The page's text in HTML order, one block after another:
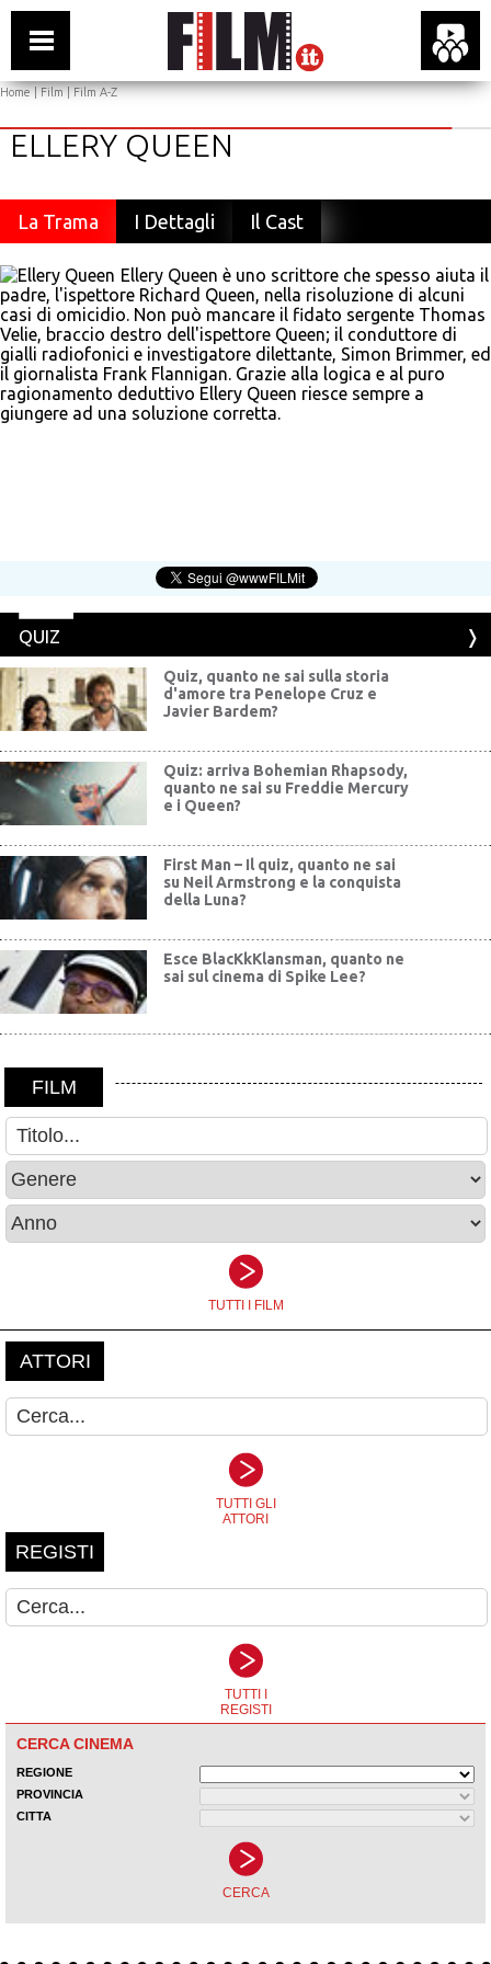
Home|Film|Film A-Z
ELLERY QUEEN
La Trama I Dettagli Il Cast
Ellery Queen è uno scrittore che spesso aiuta il
padre, l'ispettore Richard Queen, nella risoluzione di alcuni
casi di omicidio. Non può mancare il fidato sergente Thomas
Velie, braccio destro dell'ispettore Queen; il conduttore di
gialli radiofonici e investigatore dilettante, Simon Brimmer, ed
il giornalista Frank Flannigan. Grazie alla logica e al puro
ragionamento deduttivo Ellery Queen riesce sempre a
giungere ad una soluzione corretta.
QUIZ
Quiz, quanto ne sai sulla storia
d'amore tra Penelope Cruz e
Javier Bardem?
Quiz: arriva Bohemian Rhapsody,
quanto ne sai su Freddie Mercury
e i Queen?
First Man – Il quiz, quanto ne sai
su Neil Armstrong e la conquista
della Luna?
Esce BlacKkKlansman, quanto ne
sai sul cinema di Spike Lee?